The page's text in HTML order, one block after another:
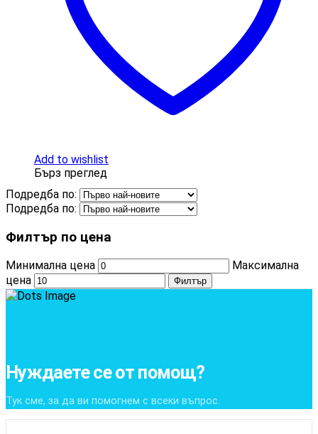
Add to wishlist
Бърз преглед
Подредба по:
Подредба по:
Филтър по цена
Минимална цена
Максимална
цена
Филтър
Нуждаете се от помощ?
Тук сме, за да ви помогнем с всеки въпрос.